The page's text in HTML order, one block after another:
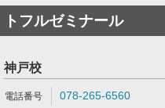
トフルゼミナール
神戸校
078-265-6560